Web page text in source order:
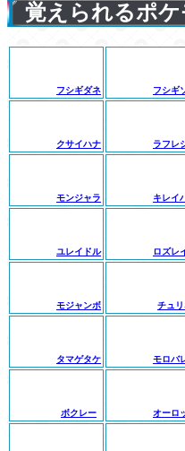
覚えられるポ
フシギダネ フシギ
クサイハナ ラフレ
モンジャラ キレイ
ユレイドル ロズレ
モジャンボ チュ
タマゲタケ モロバ
ボクレー オーロ